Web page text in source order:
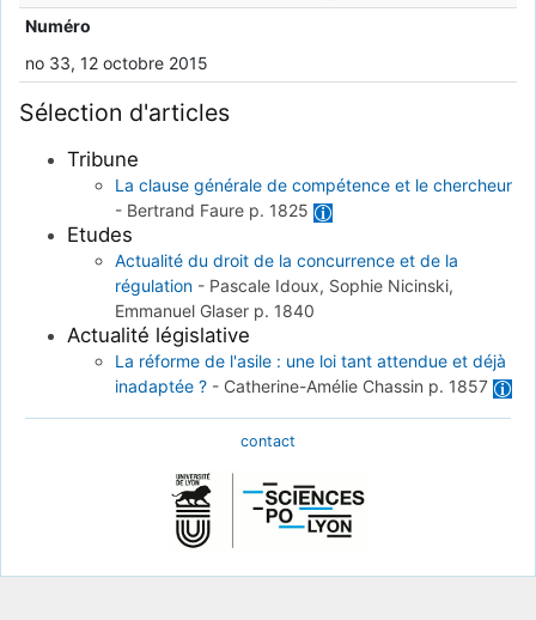
Numéro
no 33, 12 octobre 2015
Sélection d'articles
Tribune
La clause générale de compétence et le chercheur
- Bertrand Faure p. 1825
Etudes
Actualité du droit de la concurrence et de la
régulation - Pascale Idoux, Sophie Nicinski,
Emmanuel Glaser p. 1840
Actualité législative
La réforme de l'asile : une loi tant attendue et déjà
inadaptée ? - Catherine-Amélie Chassin p. 1857
contact